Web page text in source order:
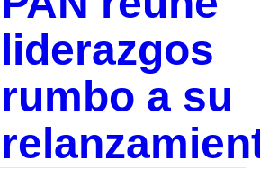
liderazgos
rumbo a su